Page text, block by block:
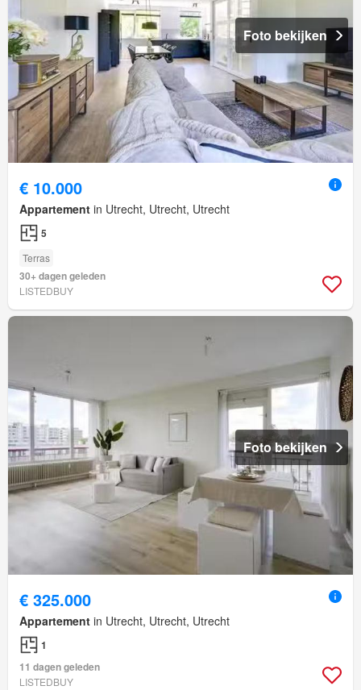
Foto bekijken
€ 10.000
Appartement in Utrecht, Utrecht, Utrecht
5
Terras
30+ dagen geleden
LISTEDBUY
Foto bekijken
€ 325.000
Appartement in Utrecht, Utrecht, Utrecht
1
11 dagen geleden
LISTEDBUY